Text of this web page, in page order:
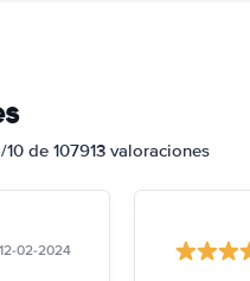
de 107913 valoraciones
12-02-2024